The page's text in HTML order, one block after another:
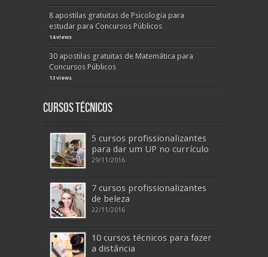
8 apostilas gratuitas de Psicologia para
estudar para Concursos Públicos
14 views
30 apostilas gratuitas de Matemática para
Concursos Públicos
13 views
Cursos Técnicos
5 cursos profissionalizantes
para dar um UP no currículo
29/11/2016
7 cursos profissionalizantes
de beleza
22/11/2016
10 cursos técnicos para fazer
a distância